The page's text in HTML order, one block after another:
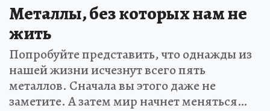
Металлы, без которых нам не
жить
Попробуйте представить, что однажды из
нашей жизни исчезнут всего пять
металлов. Сначала вы этого даже не
заметите. А затем мир начнет меняться…